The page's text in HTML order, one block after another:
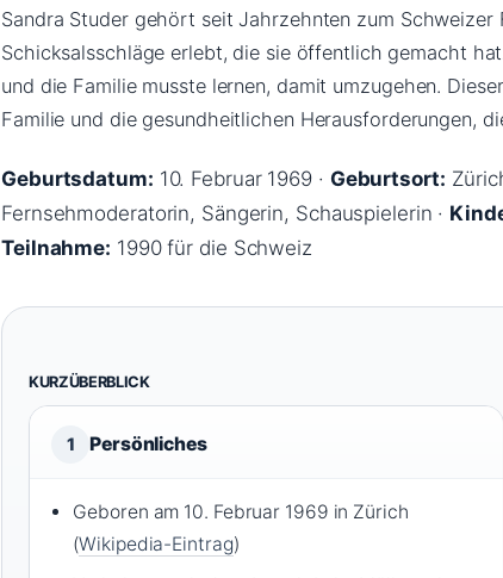
Sandra Studer gehört seit Jahrzehnten zum
Schicksalsschläge erlebt, die sie öffentlich gemacht
und die Familie musste lernen, damit umzugehen.
Familie und die gesundheitlichen Herausforderungen,
Geburtsdatum: 10. Februar 1969 · Geburtsort:
Fernsehmoderatorin, Sängerin, Schauspielerin ·
Teilnahme: 1990 für die Schweiz
KURZÜBERBLICK
1 Persönliches
Geboren am 10. Februar 1969 in Zürich
(Wikipedia-Eintrag)